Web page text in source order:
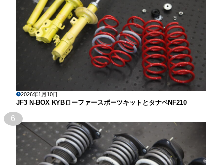
2026年1月10日
JF3 N-BOX KYBローファースポーツキットとタナベNF210
6